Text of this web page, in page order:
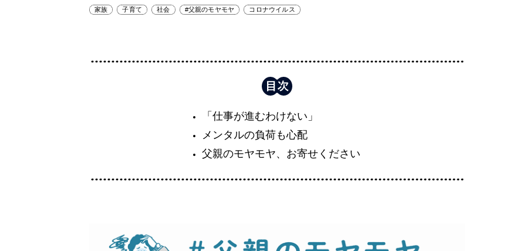
家族 子育て 社会 #父親のモヤモヤ コロナウイルス
「仕事が進むわけない」
メンタルの負荷も心配
父親のモヤモヤ、お寄せください